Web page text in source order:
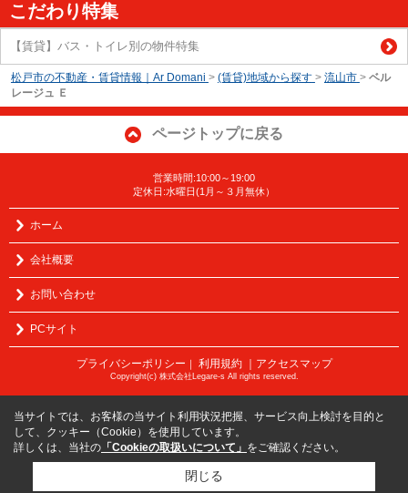
こだわり特集
【賃貸】バス・トイレ別の物件特集
松戸市の不動産・賃貸情報｜Ar Domani > (賃貸)地域から探す > 流山市 > ベル
レージュ Ｅ
ページトップに戻る
営業時間:10:00～19:00
定休日:水曜日(1月～３月無休）
ホーム
会社概要
お問い合わせ
PCサイト
プライバシーポリシー 利用規約 ｜アクセスマップ
Copyright(c) 株式会社Legare-s All rights reserved.
当サイトでは、お客様の当サイト利用状況把握、サービス向上検討を目的と
して、クッキー（Cookie）を使用しています。
詳しくは、当社の 「Cookieの取扱いについて」 をご確認ください。
閉じる